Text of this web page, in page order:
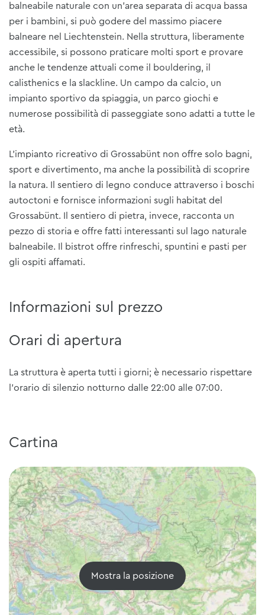
balneabile naturale con un'area separata di acqua bassa
per i bambini, si può godere del massimo piacere
balneare nel Liechtenstein. Nella struttura, liberamente
accessibile, si possono praticare molti sport e provare
anche le tendenze attuali come il bouldering, il
calisthenics e la slackline. Un campo da calcio, un
impianto sportivo da spiaggia, un parco giochi e
numerose possibilità di passeggiate sono adatti a tutte le
età.
L'impianto ricreativo di Grossabünt non offre solo bagni,
sport e divertimento, ma anche la possibilità di scoprire
la natura. Il sentiero di legno conduce attraverso i boschi
autoctoni e fornisce informazioni sugli habitat del
Grossabünt. Il sentiero di pietra, invece, racconta un
pezzo di storia e offre fatti interessanti sul lago naturale
balneabile. Il bistrot offre rinfreschi, spuntini e pasti per
gli ospiti affamati.
Informazioni sul prezzo
Orari di apertura
La struttura è aperta tutti i giorni; è necessario rispettare
l'orario di silenzio notturno dalle 22:00 alle 07:00.
Cartina
Mostra la posizione